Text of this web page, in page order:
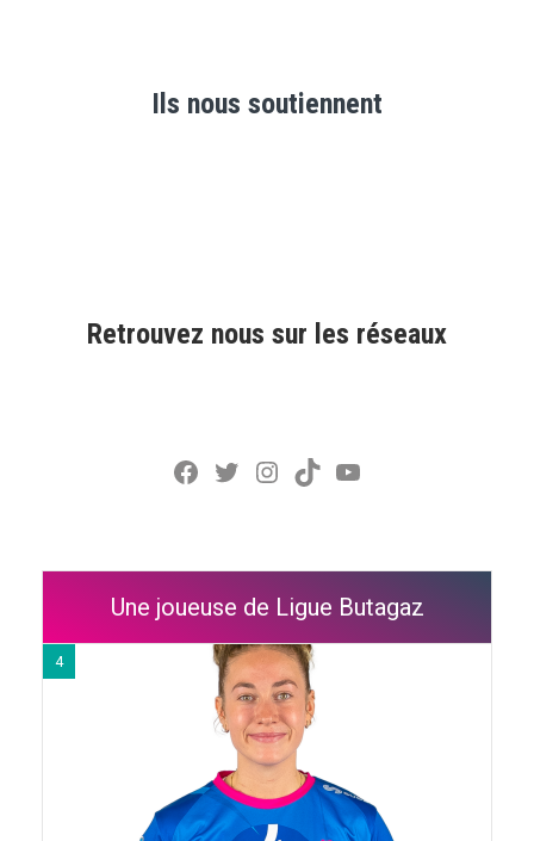
Ils nous soutiennent
Retrouvez nous sur les réseaux
Facebook
Twitter
Instagram
TikTokYouTube
Une joueuse de Ligue Butagaz
4